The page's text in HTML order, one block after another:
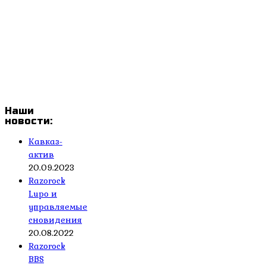
Наши
новости:
Кавказ-
актив
20.09.2023
Razorock
Lupo и
управляемые
сновидения
20.08.2022
Razorock
BBS